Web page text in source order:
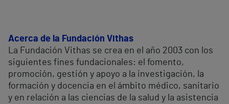
Acerca de la Fundación Vithas
La Fundación Vithas se crea en el año 2003 con los
siguientes fines fundacionales: el fomento,
promoción, gestión y apoyo a la investigación, la
formación y docencia en el ámbito médico, sanitario
y en relación a las ciencias de la salud y la asistencia